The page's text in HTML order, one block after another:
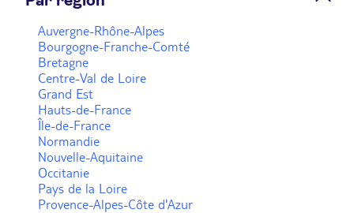
Auvergne-Rhône-Alpes
Bourgogne-Franche-Comté
Bretagne
Centre-Val de Loire
Grand Est
Hauts-de-France
Île-de-France
Normandie
Nouvelle-Aquitaine
Occitanie
Pays de la Loire
Provence-Alpes-Côte d'Azur